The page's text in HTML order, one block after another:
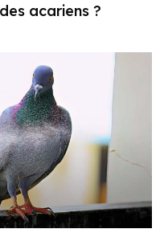
acariens ?